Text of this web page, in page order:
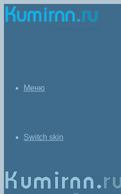
Меню
Switch skin